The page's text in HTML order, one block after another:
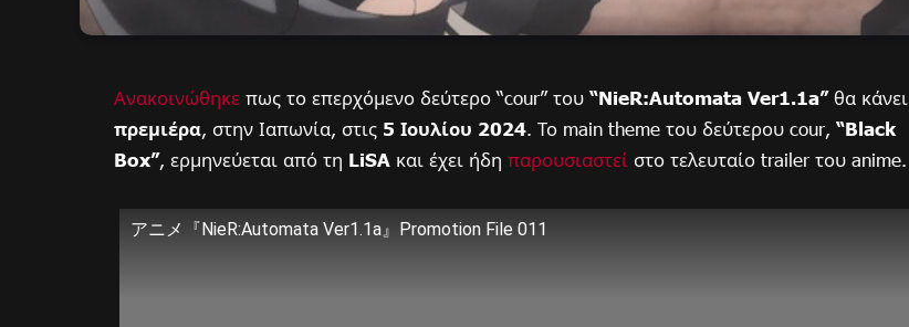
Ανακοινώθηκε πως το επερχόμενο δεύτερο “cour” του “NieR:Automata Ver1.1a”θα κάνει
πρεμιέρα, στην Ιαπωνία, στις 5 Ιουλίου 2024. Το main theme του δεύτερου cour, “Black
Box”, ερμηνεύεται από τη LiSA και έχει ήδη παρουσιαστεί στο τελευταίο trailer του anime.
アニメ『NieR:Automata Ver1.1a』Promotion File 011